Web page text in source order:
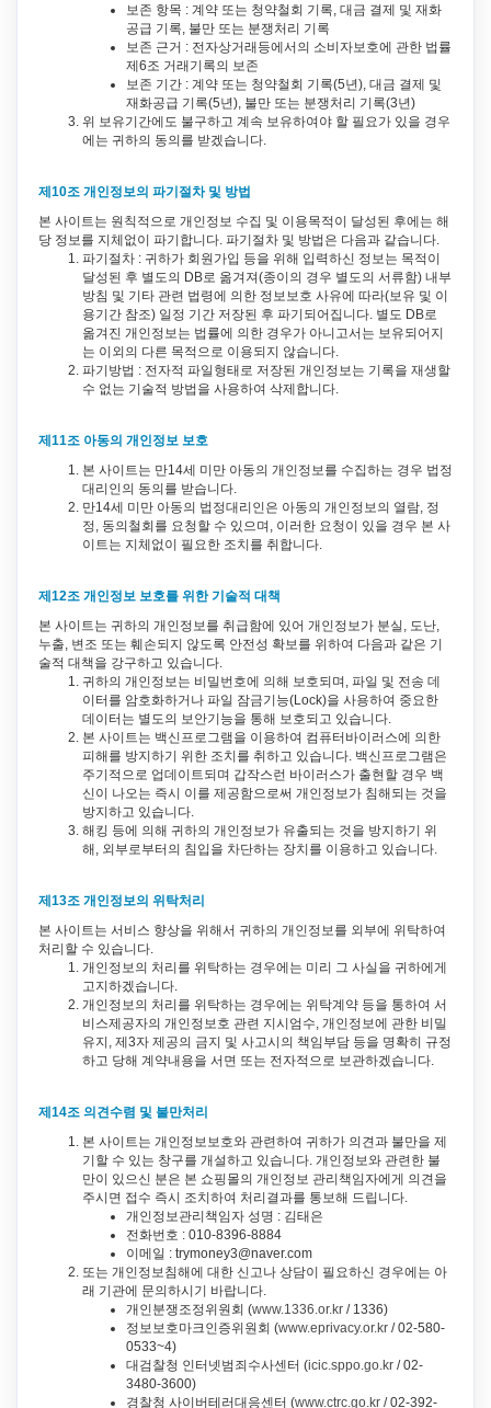
보존 항목 : 계약 또는 청약철회 기록, 대금 결제 및 재화
공급 기록, 불만 또는 분쟁처리 기록
보존 근거 : 전자상거래등에서의 소비자보호에 관한 법률
제6조 거래기록의 보존
보존 기간 : 계약 또는 청약철회 기록(5년), 대금 결제 및
재화공급 기록(5년), 불만 또는 분쟁처리 기록(3년)
위 보유기간에도 불구하고 계속 보유하여야 할 필요가 있을 경우
에는 귀하의 동의를 받겠습니다.
제10조 개인정보의 파기절차 및 방법
본 사이트는 원칙적으로 개인정보 수집 및 이용목적이 달성된 후에는 해
당 정보를 지체없이 파기합니다. 파기절차 및 방법은 다음과 같습니다.
파기절차 : 귀하가 회원가입 등을 위해 입력하신 정보는 목적이
달성된 후 별도의 DB로 옮겨져(종이의 경우 별도의 서류함) 내부
방침 및 기타 관련 법령에 의한 정보보호 사유에 따라(보유 및 이
용기간 참조) 일정 기간 저장된 후 파기되어집니다. 별도 DB로
옮겨진 개인정보는 법률에 의한 경우가 아니고서는 보유되어지
는 이외의 다른 목적으로 이용되지 않습니다.
파기방법 : 전자적 파일형태로 저장된 개인정보는 기록을 재생할
수 없는 기술적 방법을 사용하여 삭제합니다.
제11조 아동의 개인정보 보호
본 사이트는 만14세 미만 아동의 개인정보를 수집하는 경우 법정
대리인의 동의를 받습니다.
만14세 미만 아동의 법정대리인은 아동의 개인정보의 열람, 정
정, 동의철회를 요청할 수 있으며, 이러한 요청이 있을 경우 본 사
이트는 지체없이 필요한 조치를 취합니다.
제12조 개인정보 보호를 위한 기술적 대책
본 사이트는 귀하의 개인정보를 취급함에 있어 개인정보가 분실, 도난,
누출, 변조 또는 훼손되지 않도록 안전성 확보를 위하여 다음과 같은 기
술적 대책을 강구하고 있습니다.
귀하의 개인정보는 비밀번호에 의해 보호되며, 파일 및 전송 데
이터를 암호화하거나 파일 잠금기능(Lock)을 사용하여 중요한
데이터는 별도의 보안기능을 통해 보호되고 있습니다.
본 사이트는 백신프로그램을 이용하여 컴퓨터바이러스에 의한
피해를 방지하기 위한 조치를 취하고 있습니다. 백신프로그램은
주기적으로 업데이트되며 갑작스런 바이러스가 출현할 경우 백
신이 나오는 즉시 이를 제공함으로써 개인정보가 침해되는 것을
방지하고 있습니다.
해킹 등에 의해 귀하의 개인정보가 유출되는 것을 방지하기 위
해, 외부로부터의 침입을 차단하는 장치를 이용하고 있습니다.
제13조 개인정보의 위탁처리
본 사이트는 서비스 향상을 위해서 귀하의 개인정보를 외부에 위탁하여
처리할 수 있습니다.
개인정보의 처리를 위탁하는 경우에는 미리 그 사실을 귀하에게
고지하겠습니다.
개인정보의 처리를 위탁하는 경우에는 위탁계약 등을 통하여 서
비스제공자의 개인정보호 관련 지시엄수, 개인정보에 관한 비밀
유지, 제3자 제공의 금지 및 사고시의 책임부담 등을 명확히 규정
하고 당해 계약내용을 서면 또는 전자적으로 보관하겠습니다.
제14조 의견수렴 및 불만처리
본 사이트는 개인정보보호와 관련하여 귀하가 의견과 불만을 제
기할 수 있는 창구를 개설하고 있습니다. 개인정보와 관련한 불
만이 있으신 분은 본 쇼핑몰의 개인정보 관리책임자에게 의견을
주시면 접수 즉시 조치하여 처리결과를 통보해 드립니다.
개인정보관리책임자 성명 : 김태은
전화번호 : 010-8396-8884
이메일 : trymoney3@naver.com
또는 개인정보침해에 대한 신고나 상담이 필요하신 경우에는 아
래 기관에 문의하시기 바랍니다.
개인분쟁조정위원회 (www.1336.or.kr / 1336)
정보보호마크인증위원회 (www.eprivacy.or.kr / 02-580-
0533~4)
대검찰청 인터넷범죄수사센터 (icic.sppo.go.kr / 02-
3480-3600)
경찰청 사이버테러대응센터 (www.ctrc.go.kr / 02-392-